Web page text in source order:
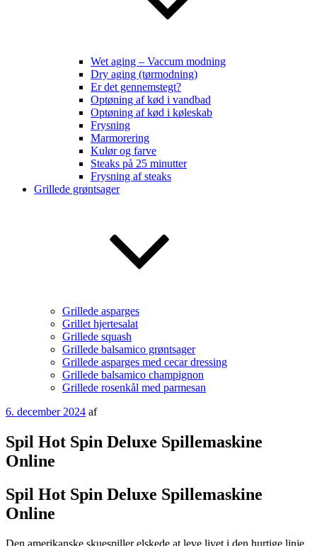
Wet aging – Vaccum modning
Dry aging (tørmodning)
Er det gennemstegt?
Optøning af kød i vandbad
Optøning af kød i køleskab
Frysning
Marmorering
Kulør og farve
Steaks på 25 minutter
Frysning af steaks
Grillede grøntsager
Grillede asparges
Grillet hjertesalat
Grillede squash
Grillede balsamico grøntsager
Grillede asparges med cecar dressing
Grillede balsamico champignon
Grillede rosenkål med parmesan
Udgivet
6. december 2024 af
Spil Hot Spin Deluxe Spillemaskine
Online
Spil Hot Spin Deluxe Spillemaskine
Online
Den amerikanske skuespiller elskede at leve livet i den hurtige linje,